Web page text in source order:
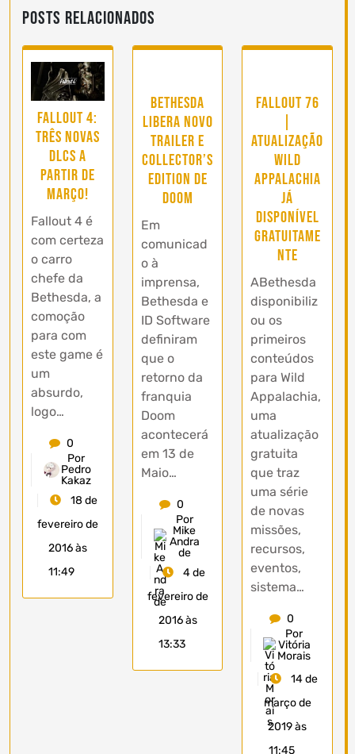
Posts Relacionados
Fallout 4:
três novas
DLCs a
partir de
março!
Fallout 4 é
com certeza
o carro
chefe da
Bethesda, a
comoção
para com
este game é
um
absurdo,
logo…
0
Por
Pedro
Kakaz
18 de
fevereiro de
2016 às
11:49
Bethesda
libera novo
trailer e
collector’s
edition de
DOOM
Em
comunicad
o à
imprensa,
Bethesda e
ID Software
definiram
que o
retorno da
franquia
Doom
acontecerá
em 13 de
Maio…
0
Por
Mike
Andra
de
4 de
fevereiro de
2016 às
13:33
Fallout 76
Atualização
Wild
Appalachia
já
disponível
gratuitame
nte
ABethesda
disponibiliz
ou os
primeiros
conteúdos
para Wild
Appalachia,
uma
atualização
gratuita
que traz
uma série
de novas
missões,
recursos,
eventos,
sistema…
0
Por
Vitória
Morais
14 de
março de
2019 às
11:45